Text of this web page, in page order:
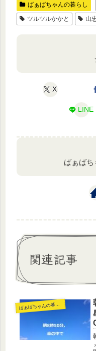
ばぁばちゃんの暮らし
ツルツルかかと
山
X
LINE
ばぁばち
関連記事
ば
ぁばちゃんの暮らし